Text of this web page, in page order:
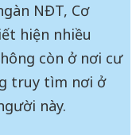
NĐT, Cơ
hiện nhiều
còn ở nơi cư
truy tìm nơi ở
này.